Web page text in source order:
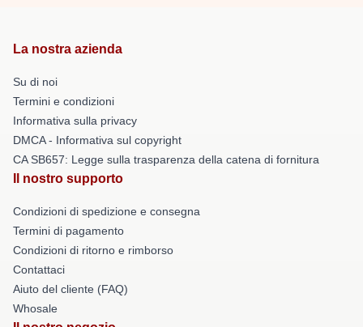
La nostra azienda
Su di noi
Termini e condizioni
Informativa sulla privacy
DMCA - Informativa sul copyright
CA SB657: Legge sulla trasparenza della catena di fornitura
Il nostro supporto
Condizioni di spedizione e consegna
Termini di pagamento
Condizioni di ritorno e rimborso
Contattaci
Aiuto del cliente (FAQ)
Whosale